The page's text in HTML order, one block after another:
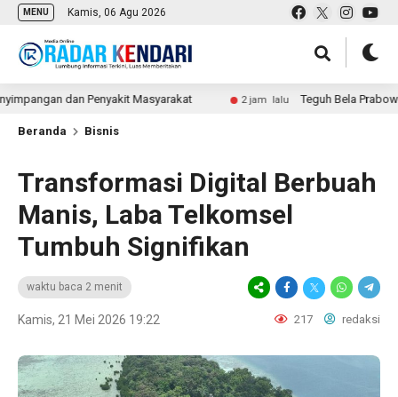
MENU Kamis, 06 Agu 2026
dan Penyakit Masyarakat 2 jam lalu Teguh Bela Prabowo soal
Beranda Bisnis
Transformasi Digital Berbuah
Manis, Laba Telkomsel
Tumbuh Signifikan
waktu baca 2 menit
Kamis, 21 Mei 2026 19:22 217 redaksi